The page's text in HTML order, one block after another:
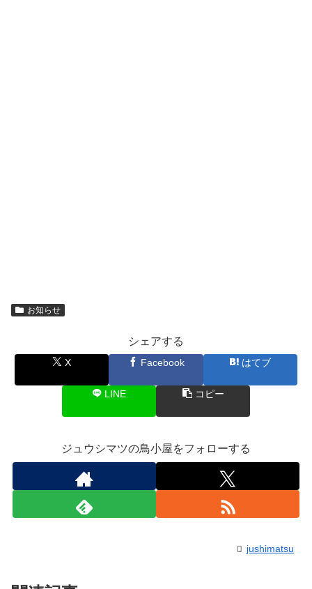
お知らせ
シェアする
X Facebook はてブ
LINE コピー
ジュウシマツの鳥小屋をフォローする
jushimatsu